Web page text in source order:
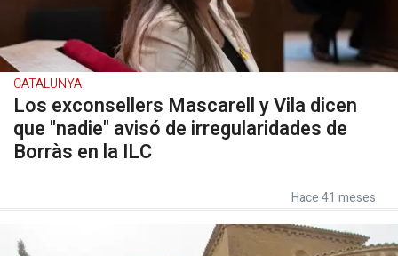
CATALUNYA
Los exconsellers Mascarell y Vila dicen
que "nadie" avisó de irregularidades de
Borràs en la ILC
Hace 41 meses